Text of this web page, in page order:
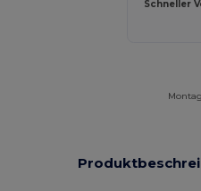
Schneller